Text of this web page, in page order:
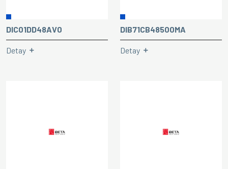
DIC01DD48AV0
Detay
DIB71CB48500MA
Detay